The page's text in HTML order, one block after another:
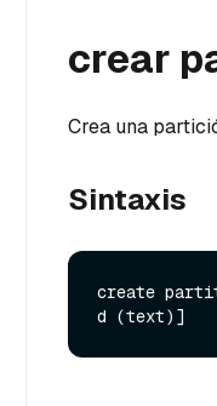
crear
Crea una
Sintaxis
create